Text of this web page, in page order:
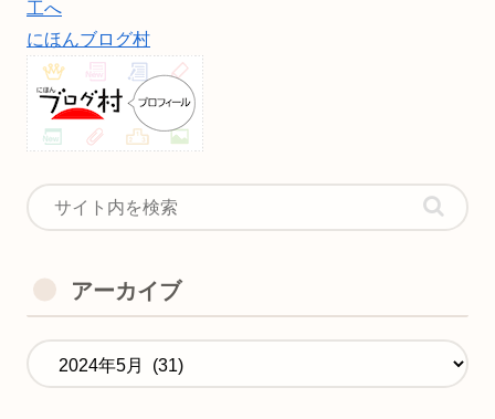
にほんブログ村
アーカイブ